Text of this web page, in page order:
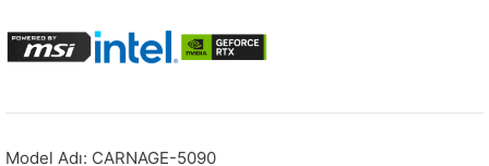
Model Adı: CARNAGE-5090